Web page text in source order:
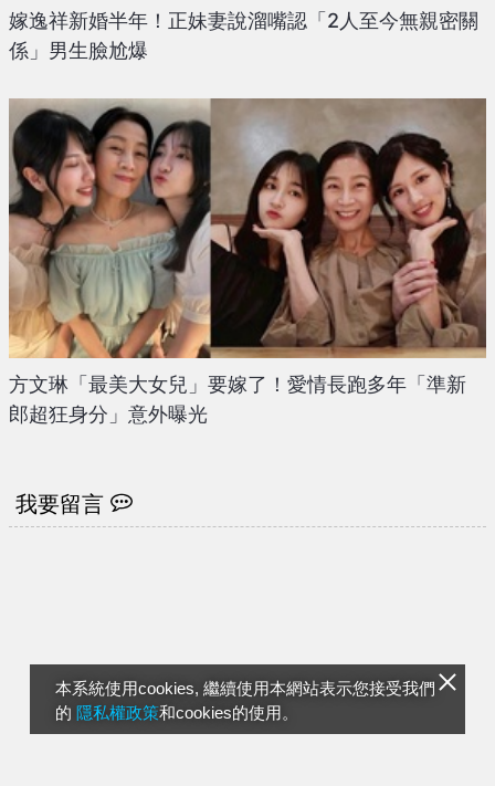
本系統使用cookies, 繼續使用本網站表示您接受我們
的 隱私權政策和cookies的使用。
嫁逸祥新婚半年！正妹妻說溜嘴認「2人至今無親密關
係」男生臉尬爆
方文琳「最美大女兒」要嫁了！愛情長跑多年「準新
郎超狂身分」意外曝光
我要留言